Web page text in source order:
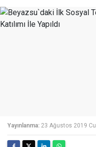
Yayınlanma: 23 Ağustos 2019